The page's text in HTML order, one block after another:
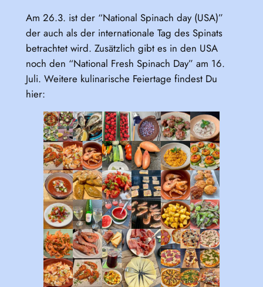
Am 26.3. ist der “National Spinach day (USA)”
der auch als der internationale Tag des Spinats
betrachtet wird. Zusätzlich gibt es in den USA
noch den “National Fresh Spinach Day” am 16.
Juli. Weitere kulinarische Feiertage findest Du
hier: